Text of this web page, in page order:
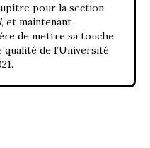
pour la section
, et maintenant
de mettre sa touche
qualité de l’Université